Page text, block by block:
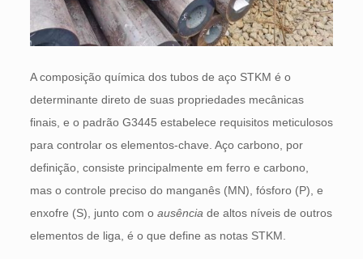
A composição química dos tubos de aço STKM é o
determinante direto de suas propriedades mecânicas
finais, e o padrão G3445 estabelece requisitos meticulosos
para controlar os elementos-chave. Aço carbono, por
definição, consiste principalmente em ferro e carbono,
mas o controle preciso do manganês (MN), fósforo (P), e
enxofre (S), junto com o ausência de altos níveis de outros
elementos de liga, é o que define as notas STKM.